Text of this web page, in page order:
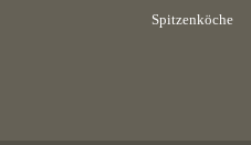
Spitzenköche